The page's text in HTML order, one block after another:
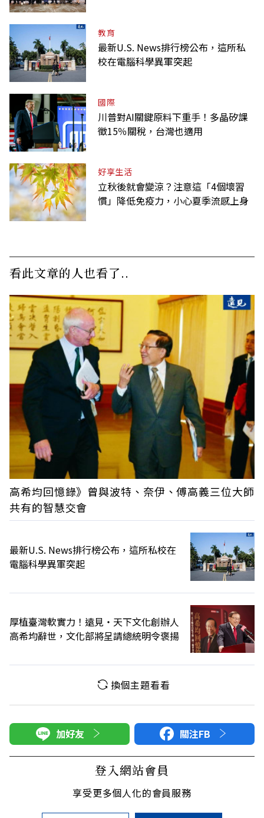
教育
最新U.S. News排行榜公布，這所私
校在電腦科學異軍突起
國際
川普對AI關鍵原料下重手！多晶矽課
徵15％關稅，台灣也適用
好享生活
立秋後就會變涼？注意這「4個壞習
慣」降低免疫力，小心夏季流感上身
看此文章的人也看了..
高希均回憶錄》曾與波特、奈伊、傅高義三位大師
共有的智慧交會
最新U.S. News排行榜公布，這所私校在
電腦科學異軍突起
厚植臺灣軟實力！遠見‧天下文化創辦人
高希均辭世，文化部將呈請總統明令褒揚
換個主題看看
加好友 關注FB
登入網站會員
享受更多個人化的會員服務